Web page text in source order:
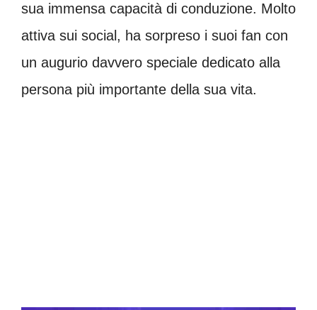
sua immensa capacità di conduzione. Molto
attiva sui social, ha sorpreso i suoi fan con
un augurio davvero speciale dedicato alla
persona più importante della sua vita.